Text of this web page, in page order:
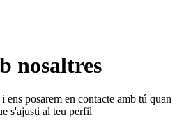
nosaltres
posarem en contacte amb tú quan
s'ajusti al teu perfil